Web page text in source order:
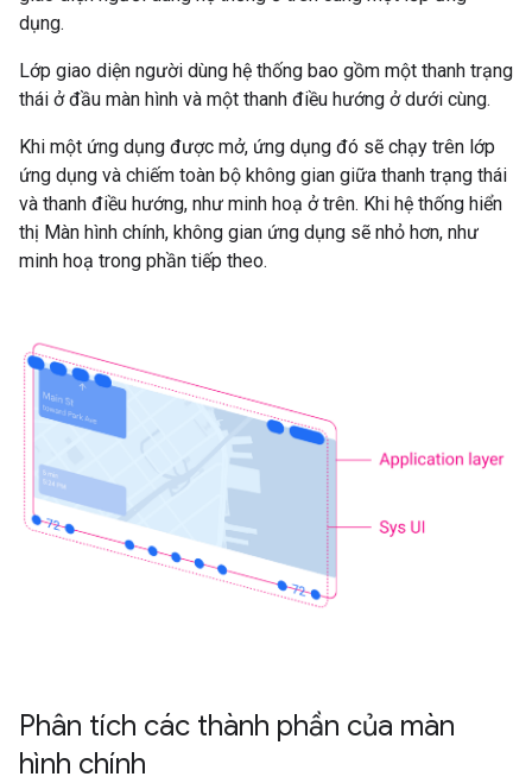
dụng.
Lớp giao diện người dùng hệ thống bao gồm một thanh trạng
thái ở đầu màn hình và một thanh điều hướng ở dưới cùng.
Khi một ứng dụng được mở, ứng dụng đó sẽ chạy trên lớp
ứng dụng và chiếm toàn bộ không gian giữa thanh trạng thái
và thanh điều hướng, như minh hoạ ở trên. Khi hệ thống hiển
thị Màn hình chính, không gian ứng dụng sẽ nhỏ hơn, như
minh hoạ trong phần tiếp theo.
Phân tích các thành phần của màn
hình chính